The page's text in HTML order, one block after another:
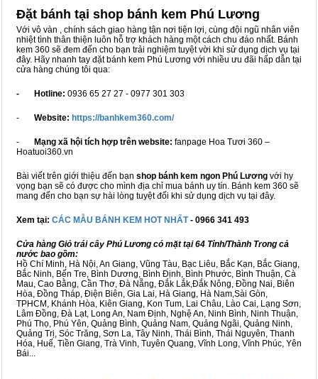
Đặt bánh tại shop bánh kem Phú Lương
Với vô vàn , chính sách giao hàng tận nơi tiện lợi, cùng đội ngũ nhân viên
nhiệt tình thân thiện luôn hỗ trợ khách hàng một cách chu đáo nhất. Bánh
kem 360 sẽ đem đến cho bạn trải nghiệm tuyệt vời khi sử dụng dịch vụ tại
đây. Hãy nhanh tay đặt bánh kem Phú Lương với nhiều ưu đãi hấp dẫn tại
cửa hàng chúng tôi qua:
- Hotline: 0936 65 27 27 - 0977 301 303
- Website: https://banhkem360.com/
- Mạng xã hội tích hợp trên website: fanpage Hoa Tươi 360 –
Hoatuoi360.vn
Bài viết trên giới thiệu đến bạn shop bánh kem ngon Phú Lương với hy
vọng bạn sẽ có được cho mình địa chỉ mua bánh uy tín. Bánh kem 360 sẽ
mang đến cho bạn sự hài lòng tuyệt đối khi sử dụng dịch vụ tại đây.
Xem tại: CÁC MẪU BÁNH KEM HOT NHẤT- 0966 341 493
Cửa hàng Giỏ trái cây Phú Lương có mặt tại 64 Tỉnh/Thành Trong cả
nước bao gồm:
Hồ Chí Minh, Hà Nội, An Giang, Vũng Tàu, Bạc Liêu, Bắc Kạn, Bắc Giang,
Bắc Ninh, Bến Tre, Bình Dương, Bình Định, Bình Phước, Bình Thuận, Cà
Mau, Cao Bằng, Cần Thơ, Đà Nẵng, Đắk Lắk,Đắk Nông, Đồng Nai, Biên
Hòa, Đồng Tháp, Điện Biên, Gia Lai, Hà Giang, Hà Nam,Sài Gòn,
TPHCM, Khánh Hòa, Kiên Giang, Kon Tum, Lai Châu, Lào Cai, Lạng Sơn,
Lâm Đồng, Đà Lạt, Long An, Nam Định, Nghệ An, Ninh Bình, Ninh Thuận,
Phú Thọ, Phú Yên, Quảng Bình, Quảng Nam, Quảng Ngãi, Quảng Ninh,
Quảng Trị, Sóc Trăng, Sơn La, Tây Ninh, Thái Bình, Thái Nguyên, Thanh
Hóa, Huế, Tiền Giang, Trà Vinh, Tuyên Quang, Vĩnh Long, Vĩnh Phúc, Yên
Bái...